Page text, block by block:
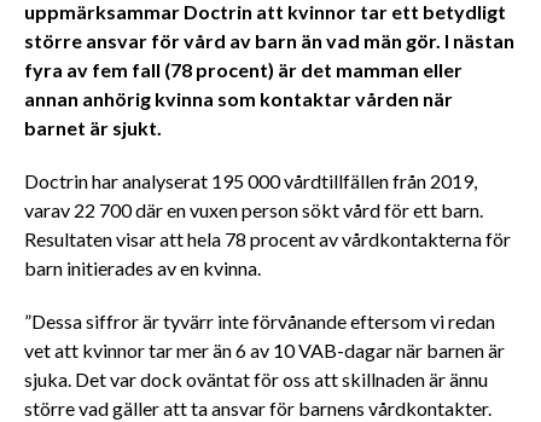
uppmärksammar Doctrin att kvinnor tar ett betydligt
större ansvar för vård av barn än vad män gör. I nästan
fyra av fem fall (78 procent) är det mamman eller
annan anhörig kvinna som kontaktar vården när
barnet är sjukt.
Doctrin har analyserat 195 000 vårdtillfällen från 2019,
varav 22 700 där en vuxen person sökt vård för ett barn.
Resultaten visar att hela 78 procent av vårdkontakterna för
barn initierades av en kvinna.
”Dessa siffror är tyvärr inte förvånande eftersom vi redan
vet att kvinnor tar mer än 6 av 10 VAB-dagar när barnen är
sjuka. Det var dock oväntat för oss att skillnaden är ännu
större vad gäller att ta ansvar för barnens vårdkontakter.